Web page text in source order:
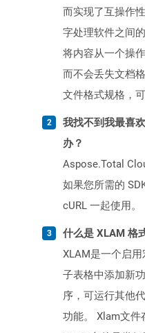
而实现了互操作
字处理软件之间
将内容从一个操
而不会丢失文档
文件格式规格，
我找不到我最喜
办？
Aspose.Total
如果您所需的
cURL 一起使用。
什么是 XLAM 格
XLAM是一个启
子表格中添加新
序，可运行其他
功能。 Xlam文件